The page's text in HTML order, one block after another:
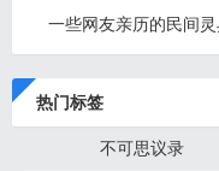
一些网友亲历的民间
热门标签
不可思议录